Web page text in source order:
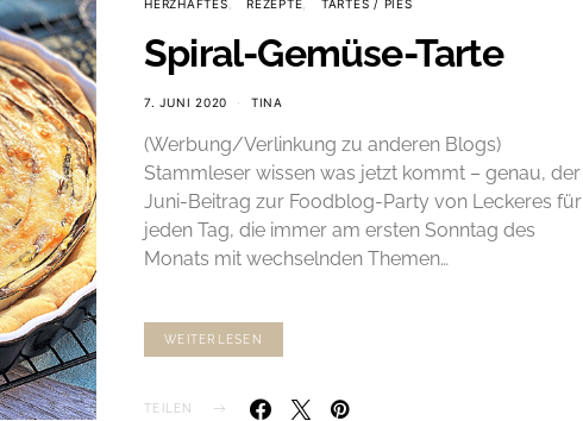
HERZHAFTES REZEPTE TARTES / PIES
Spiral-Gemüse-Tarte
7. JUNI 2020 TINA
(Werbung/Verlinkung zu anderen Blogs)
Stammleser wissen was jetzt kommt – genau, der
Juni-Beitrag zur Foodblog-Party von Leckeres für
jeden Tag, die immer am ersten Sonntag des
Monats mit wechselnden Themen…
WEITERLESEN
TEILEN